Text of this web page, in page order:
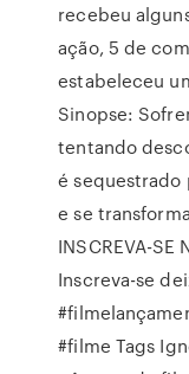
recebeu
ação, 5 de
estabeleceu
Sinopse:
tentando
é sequestrado
e se
INSCREVA-SE
Inscreva-se
#filme Tags